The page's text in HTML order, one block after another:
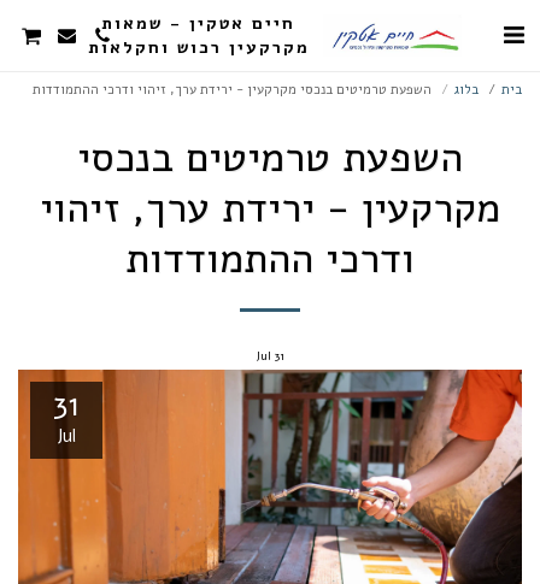
חיים אטקין - שמאות
מקרקעין רכוש וחקלאות
בית בלוג השפעת טרמיטים בנכסי מקרקעין - ירידת ערך, זיהוי ודרכי ההתמודדות
השפעת טרמיטים בנכסי
מקרקעין - ירידת ערך, זיהוי
ודרכי ההתמודדות
31
Jul
31
Jul